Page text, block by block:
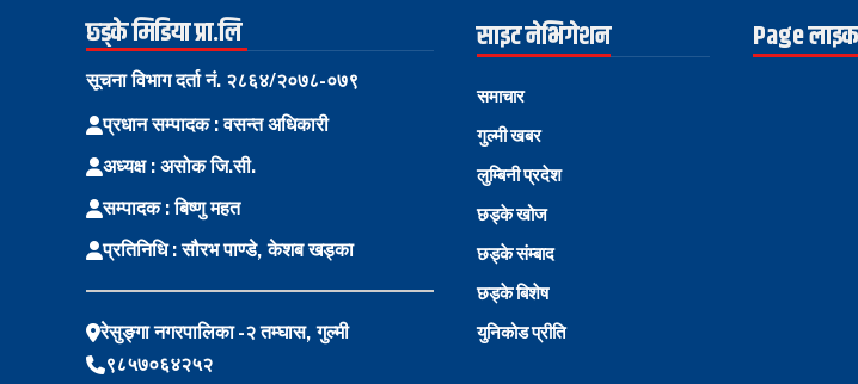
छ्ड्के मिडिया प्रा.लि
सूचना विभाग दर्ता नं. २८६४/२०७८-०७९
प्रधान सम्पादक : वसन्त अधिकारी
अध्यक्ष : असोक जि.सी.
सम्पादक : बिष्णु महत
प्रतिनिधि : सौरभ पाण्डे, केशब खड्का
रेसुङ्गा नगरपालिका -२ तम्घास, गुल्मी
९८५७०६४२५२
साइट नेभिगेशन
समाचार
गुल्मी खबर
लुम्बिनी प्रदेश
छड्के खोज
छड्के संम्बाद
छड्के बिशेष
युनिकोड प्रीति
Page